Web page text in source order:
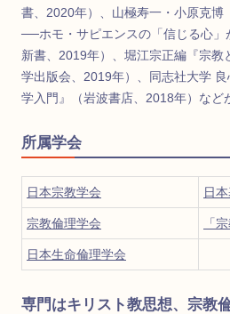
書、2020年）、山極寿一・小原克博
──ホモ・サピエンスの「信じる心」
新書、2019年）、堀江宗正編『宗教
学出版会、2019年）、同志社大学
学入門』（岩波書店、2018年）など
所属学会
日本宗教学会 日
宗教倫理学会 「
日本生命倫理学会
専門はキリスト教思想、宗教